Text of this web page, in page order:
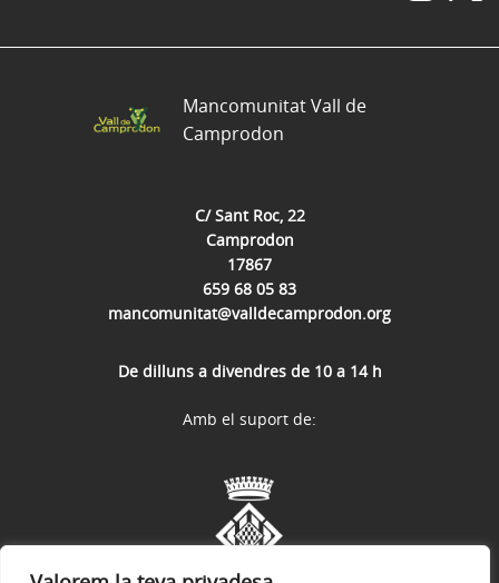
C/ Sant Roc, 22
Camprodon
17867
659 68 05 83
mancomunitat@valldecamprodon.org
De dilluns a divendres de 10 a 14 h
Mancomunitat Vall de
Camprodon
Amb el suport de: